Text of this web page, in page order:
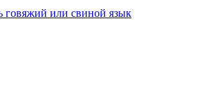
говяжий или свиной язык